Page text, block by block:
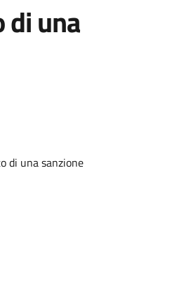
di una
di una sanzione